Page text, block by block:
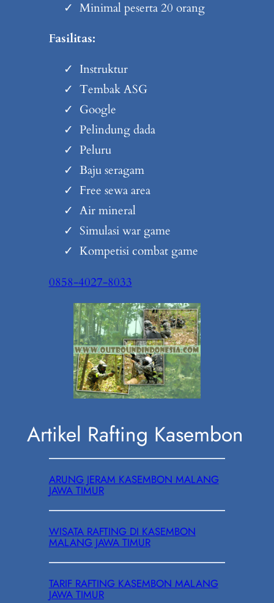
Minimal peserta 20 orang
Fasilitas:
Instruktur
Tembak ASG
Google
Pelindung dada
Peluru
Baju seragam
Free sewa area
Air mineral
Simulasi war game
Kompetisi combat game
0858-4027-8033
Artikel Rafting Kasembon
ARUNG JERAM KASEMBON MALANG
JAWA TIMUR
WISATA RAFTING DI KASEMBON
MALANG JAWA TIMUR
TARIF RAFTING KASEMBON MALANG
JAWA TIMUR